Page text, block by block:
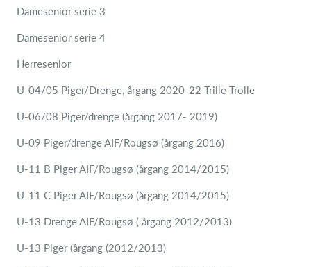
Damesenior serie 3
Damesenior serie 4
Herresenior
U-04/05 Piger/Drenge, årgang 2020-22 Trille Trolle
U-06/08 Piger/drenge (årgang 2017- 2019)
U-09 Piger/drenge AIF/Rougsø (årgang 2016)
U-11 B Piger AIF/Rougsø (årgang 2014/2015)
U-11 C Piger AIF/Rougsø (årgang 2014/2015)
U-13 Drenge AIF/Rougsø ( årgang 2012/2013)
U-13 Piger (årgang (2012/2013)